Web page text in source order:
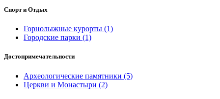
Спорт и Отдых
Горнолыжные курорты (1)
Городские парки (1)
Достопримечательности
Археологические памятники (5)
Церкви и Монастыри (2)